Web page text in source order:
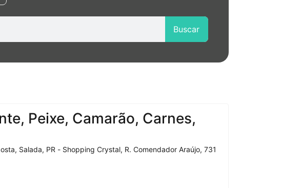
Buscar
Peixe, Camarão, Carnes,
Salada, PR - Shopping Crystal, R. Comendador Araújo, 731